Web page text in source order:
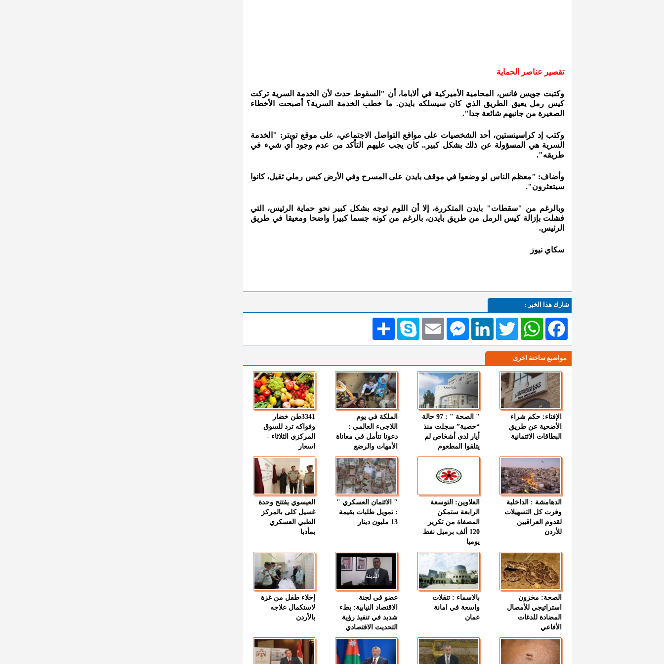
تقصير عناصر الحماية
وكتبت جويس فانس، المحامية الأميركية في ألاباما، أن "السقوط حدث لأن الخدمة السرية تركت
كيس رمل يعيق الطريق الذي كان سيسلكه بايدن. ما خطب الخدمة السرية؟ أصبحت الأخطاء
الصغيرة من جانبهم شائعة جدا".
وكتب إد كراسينستين، أحد الشخصيات على مواقع التواصل الاجتماعي، على موقع تويتر: "الخدمة
السرية هي المسؤولة عن ذلك بشكل كبير.. كان يجب عليهم التأكد من عدم وجود أي شيء في
طريقه".
وأضاف: "معظم الناس لو وضعوا في موقف بايدن على المسرح وفي الأرض كيس رملي ثقيل، كانوا
سيتعثرون".
وبالرغم من "سقطات" بايدن المتكررة، إلا أن اللوم توجه بشكل كبير نحو حماية الرئيس، التي
فشلت بإزالة كيس الرمل من طريق بايدن، بالرغم من كونه جسما كبيرا واضحا ومعيقا في طريق
الرئيس.
سكاي نيوز
شارك هذا الخبر :
انشر Skype EmailMessengerLinkedIn TwitterWhatsAppFacebook
مواضيع ساخنة اخرى
الإفتاء: حكم شراء
الأضحية عن طريق
البطاقات الائتمانية
" الصحة " : 97 حالة
“حصبة” سجلت منذ
أيار لدى أشخاص لم
يتلقوا المطعوم
الملكة في يوم
اللاجىء العالمي :
دعونا نتأمل في معاناة
الأمهات والرضع
3341طن خضار
وفواكه ترد للسوق
المركزي الثلاثاء -
اسعار
الدهامشة : الداخلية
وفرت كل التسهيلات
لقدوم العراقيين
للأردن
العلاوين: التوسعة
الرابعة ستمكن
المصفاة من تكرير
120 ألف برميل نفط
يوميا
" الائتمان العسكري "
: تمويل طلبات بقيمة
13 مليون دينار
العيسوي يفتتح وحدة
غسيل كلى بالمركز
الطبي العسكري
بمأدبا
الصحة: مخزون
استراتيجي للأمصال
المضادة للدغات
الأفاعي
بالاسماء : تنقلات
واسعة في امانة
عمان
عضو في لجنة
الاقتصاد النيابية: بطء
شديد في تنفيذ رؤية
التحديث الاقتصادي
إخلاء طفل من غزة
لاستكمال علاجه
بالأردن